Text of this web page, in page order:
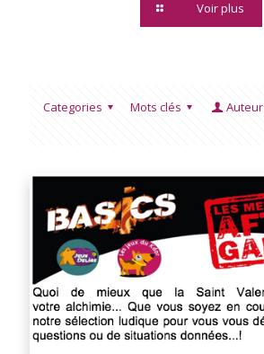
Voir plus
Categories Mots clés
Auteur